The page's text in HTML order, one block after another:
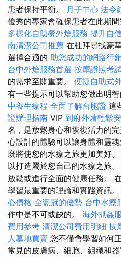
患者保持平衡。 月子中心 法令
優秀的專家會確保患者在此期
多樣化自助餐外燴服務 提升自
南清潔公司推薦 在杜拜尋找豪
選擇合適的 助您成功的網路行
台中外燴服務首選 按摩證照考
的需求至關重要。 便捷自助式
有一些提示可以幫助您做出明智
中養生療程 全面了解台胞證 這
證辦理指南 VIP 到府外燴輕鬆
名，是放鬆身心和恢復活力的完
心設計的體驗可以讓身體和靈
麼將使您的水療之旅更加美好
以打造屬於您自己的水療之旅
放鬆或進行全面的健康任務。
學習最重要的理論和實踐資訊。
心價格 全瓷冠的優勢 台中水療
作中是不可或缺的。 海外抓姦
費用參考 清潔公司費用明細 按
人墓地買賣 您不僅會學習如何
常見的皮膚病、細胞、組織和